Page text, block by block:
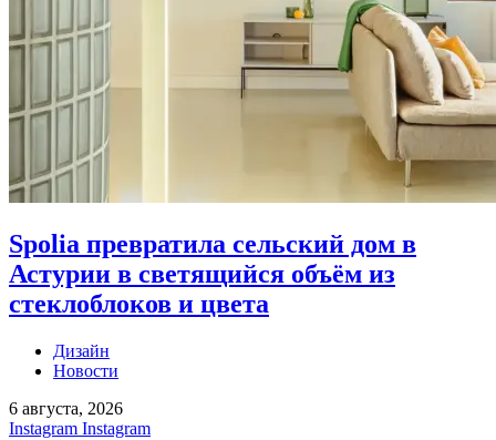
Spolia превратила сельский дом в
Астурии в светящийся объём из
стеклоблоков и цвета
Дизайн
Новости
6 августа, 2026
Instagram Instagram